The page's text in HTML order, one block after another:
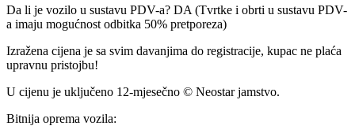
Da li je vozilo u sustavu PDV-a? DA (Tvrtke i obrti u sustavu PDV-
a imaju mogućnost odbitka 50% pretporeza)
Izražena cijena je sa svim davanjima do registracije, kupac ne plaća
upravnu pristojbu!
U cijenu je uključeno 12-mjesečno © Neostar jamstvo.
Bitnija oprema vozila: